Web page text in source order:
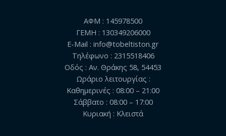
ΑΦΜ : 145978500
ΓΕΜΗ : 130349206000
E-Mail : info@tobeltiston.gr
Τηλέφωνο : 2315518406
Οδός : Αν. Θράκης 58, 54453
Ωράριο λειτουργίας :
Καθημερινές : 08:00 – 21:00
Σάββατο : 08:00 – 17:00
Κυριακή : Κλειστά